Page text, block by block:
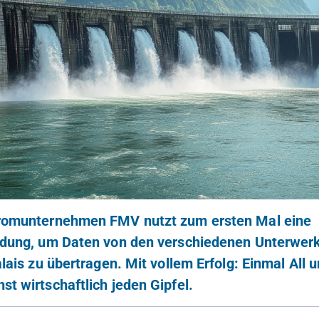
FMV nutzt zum ersten Mal eine
um Daten von den verschiedenen
zu übertragen. Mit vollem Erfolg: Einmal All
wirtschaftlich jeden Gipfel.